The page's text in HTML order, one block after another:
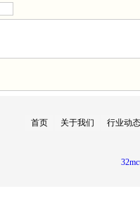
首页 关于我们 行业动态